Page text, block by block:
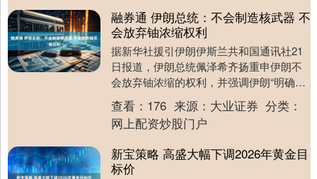
融券通 伊朗总统：不会制造核武器 不
会放弃铀浓缩权利
据新华社援引伊朗伊斯兰共和国通讯社21
日报道，伊朗总统佩泽希齐扬重申伊朗不
会放弃铀浓缩的权利，并强调伊朗“明确表
示不会制造原子弹”。 佩泽希齐扬表示，美
国想确保....
查看： 176 来源： 大业证券 分类：
网上配资炒股门户
新宝策略 高盛大幅下调2026年黄金目
标价